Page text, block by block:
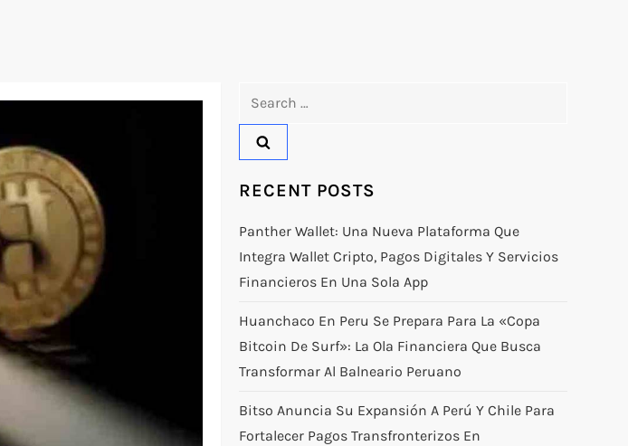
RECENT POSTS
Panther Wallet: Una Nueva Plataforma Que
Integra Wallet Cripto, Pagos Digitales Y Servicios
Financieros En Una Sola App
Huanchaco En Peru Se Prepara Para La «Copa
Bitcoin De Surf»: La Ola Financiera Que Busca
Transformar Al Balneario Peruano
Bitso Anuncia Su Expansión A Perú Y Chile Para
Fortalecer Pagos Transfronterizos En